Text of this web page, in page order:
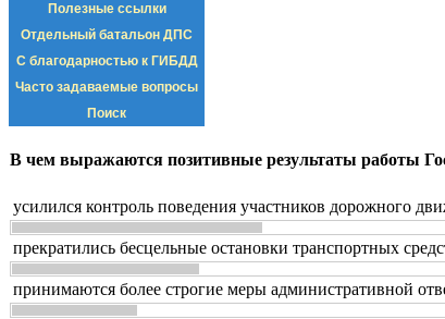
Полезные ссылки
Отдельный батальон ДПС
С благодарностью к ГИБДД
Часто задаваемые вопросы
Поиск
В чем выражаются позитивные результаты работы
усилился контроль поведения участников дорожного
прекратились бесцельные остановки транспортных
принимаются более строгие меры административной